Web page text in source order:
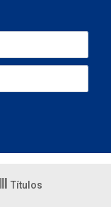
Títulos